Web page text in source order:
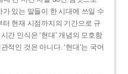
있는 말들이 한 시대에 쓰일 수
현재 시점까지의 기간으로 규
간 인식은 ‘현대’ 개념의 모호함
적인 것은 아니다. ‘현대’는 국어